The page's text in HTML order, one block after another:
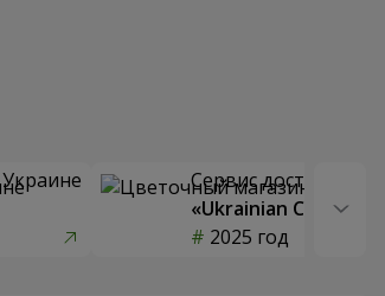
Сервис доставки
«Ukrainian Choice»
2025 год